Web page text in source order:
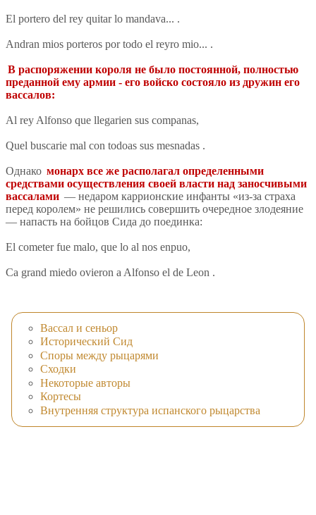
El portero del rey quitar lo mandava... .
Andran mios porteros por todo el reyro mio... .
В распоряжении короля не было постоянной, полностью
преданной ему армии - его войско состояло из дружин его
вассалов:
Al rey Alfonso que llegarien sus companas,
Quel buscarie mal con todoas sus mesnadas .
Однако монарх все же располагал определенными
средствами осуществления своей власти над заносчивыми
вассалами — недаром каррионские инфанты «из-за страха
перед королем» не решились совершить очередное злодеяние
— напасть на бойцов Сида до поединка:
El cometer fue malo, que lo al nos enpuo,
Ca grand miedo ovieron a Alfonso el de Leon .
Вассал и сеньор
Исторический Сид
Споры между рыцарями
Сходки
Некоторые авторы
Кортесы
Внутренняя структура испанского рыцарства